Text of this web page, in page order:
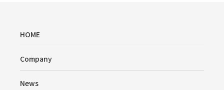
HOME
Company
News